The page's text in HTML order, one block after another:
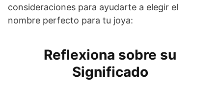
consideraciones para ayudarte a elegir el
nombre perfecto para tu joya:
Reflexiona sobre su
Significado